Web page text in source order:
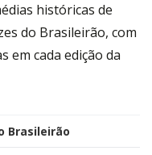
históricas de
do Brasileirão, com
em cada edição da
Brasileirão